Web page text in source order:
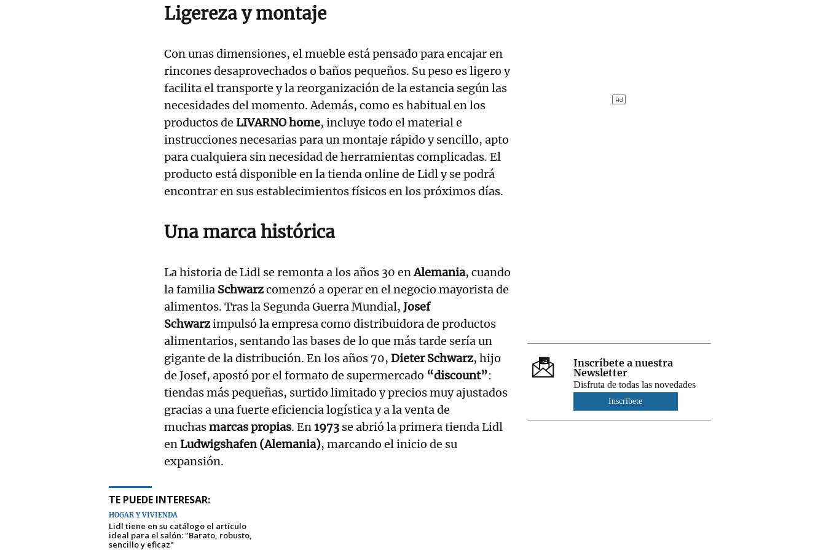
Ligereza y montaje
Con unas dimensiones, el mueble está pensado para encajar en
rincones desaprovechados o baños pequeños. Su peso es ligero y
facilita el transporte y la reorganización de la estancia según las
necesidades del momento. Además, como es habitual en los
productos de LIVARNO home, incluye todo el material e
instrucciones necesarias para un montaje rápido y sencillo, apto
para cualquiera sin necesidad de herramientas complicadas. El
producto está disponible en la tienda online de Lidl y se podrá
encontrar en sus establecimientos físicos en los próximos días.
Una marca histórica
La historia de Lidl se remonta a los años 30 enAlemania, cuando
la familia Schwarzcomenzó a operar en el negocio mayorista de
alimentos. Tras la Segunda Guerra Mundial, Josef
Schwarzimpulsó la empresa como distribuidora de productos
alimentarios, sentando las bases de lo que más tarde sería un
gigante de la distribución. En los años 70, Dieter Schwarz, hijo
de Josef, apostó por el formato de supermercado “discount”:
tiendas más pequeñas, surtido limitado y precios muy ajustados
gracias a una fuerte eficiencia logística y a la venta de
muchasmarcas propias. En1973 se abrió la primera tienda Lidl
enLudwigshafen (Alemania), marcando el inicio de su
expansión.
TE PUEDE INTERESAR:
HOGAR Y VIVIENDA
Lidl tiene en su catálogo el artículo
ideal para el salón: "Barato, robusto,
sencillo y eficaz"
Inscríbete a nuestra
Newsletter
Disfruta de todas las novedades
Inscríbete